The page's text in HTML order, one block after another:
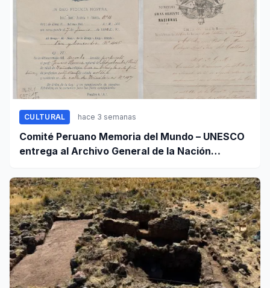
CULTURAL hace 3 semanas
Comité Peruano Memoria del Mundo – UNESCO
entrega al Archivo General de la Nación
documentales